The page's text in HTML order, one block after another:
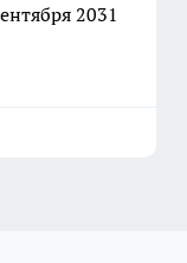
2031